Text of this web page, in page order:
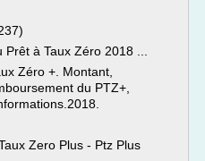
à Taux Zéro 2018 ...
Zéro +. Montant,
du PTZ+,
Zero Plus - Ptz Plus